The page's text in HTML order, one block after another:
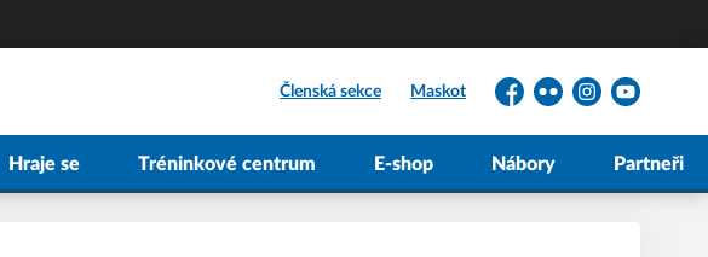
Členská sekce Maskot
Facebook
FlickrInstagramYouTube
Hraje se Tréninkové centrum E-shop Nábory Partneři